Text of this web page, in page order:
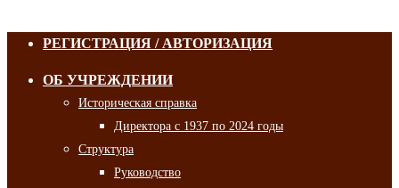
РЕГИСТРАЦИЯ / АВТОРИЗАЦИЯ
ОБ УЧРЕЖДЕНИИ
Историческая справка
Директора с 1937 по 2024 годы
Структура
Руководство